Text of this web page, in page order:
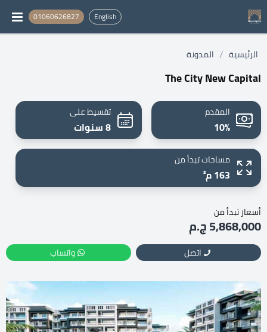
English
01060626827
الرئيسية / المدونة
The City New Capital
المقدم
10%
تقسيط على
8 سنوات
مساحات تبدأ من
163 م²
أسعار تبدأ من
5,868,000 ج.م
اتصل واتساب